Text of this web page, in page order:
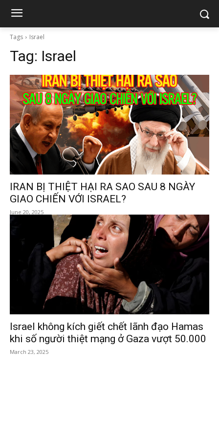
Tags Israel
Tag: Israel
IRAN BỊ THIỆT HẠI RA SAO SAU 8 NGÀY
GIAO CHIẾN VỚI ISRAEL?
June 20, 2025
Israel không kích giết chết lãnh đạo Hamas
khi số người thiệt mạng ở Gaza vượt 50.000
March 23, 2025